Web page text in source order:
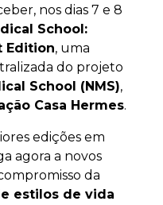
nos dias 7 e 8
School:
Edition, uma
do projeto
School (NMS),
Casa Hermes.
edições em
agora a novos
da
estilos de vida